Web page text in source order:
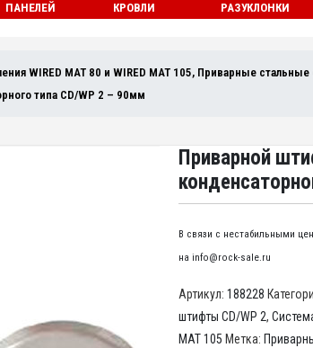
ПАНЕЛЕЙ
КРОВЛИ
РАЗУКЛОНКИ
WIRED MAT 80 и WIRED MAT 105, Приварные
типа CD/WP 2 – 90мм
Приварной
В связи с нестабильными
на info@rock-sale.ru
Артикул: 188228
штифты CD/WP 2,
MAT 105 Метка: